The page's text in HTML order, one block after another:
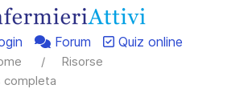
Forum
Quiz online
Risorse
completa